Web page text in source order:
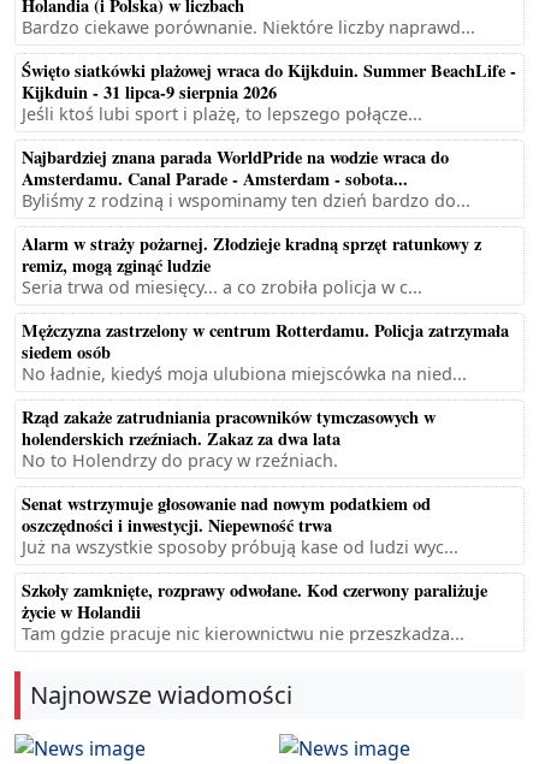
Holandia (i Polska) w liczbach
Bardzo ciekawe porównanie. Niektóre liczby naprawd...
Święto siatkówki plażowej wraca do Kijkduin. Summer BeachLife -
Kijkduin - 31 lipca-9 sierpnia 2026
Jeśli ktoś lubi sport i plażę, to lepszego połącze...
Najbardziej znana parada WorldPride na wodzie wraca do
Amsterdamu. Canal Parade - Amsterdam - sobota...
Byliśmy z rodziną i wspominamy ten dzień bardzo do...
Alarm w straży pożarnej. Złodzieje kradną sprzęt ratunkowy z
remiz, mogą zginąć ludzie
Seria trwa od miesięcy... a co zrobiła policja w c...
Mężczyzna zastrzelony w centrum Rotterdamu. Policja zatrzymała
siedem osób
No ładnie, kiedyś moja ulubiona miejscówka na nied...
Rząd zakaże zatrudniania pracowników tymczasowych w
holenderskich rzeźniach. Zakaz za dwa lata
No to Holendrzy do pracy w rzeźniach.
Senat wstrzymuje głosowanie nad nowym podatkiem od
oszczędności i inwestycji. Niepewność trwa
Już na wszystkie sposoby próbują kase od ludzi wyc...
Szkoły zamknięte, rozprawy odwołane. Kod czerwony paraliżuje
życie w Holandii
Tam gdzie pracuje nic kierownictwu nie przeszkadza...
Najnowsze wiadomości